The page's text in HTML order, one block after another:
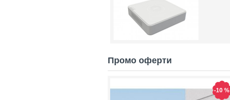
Промо оферти
-10 %